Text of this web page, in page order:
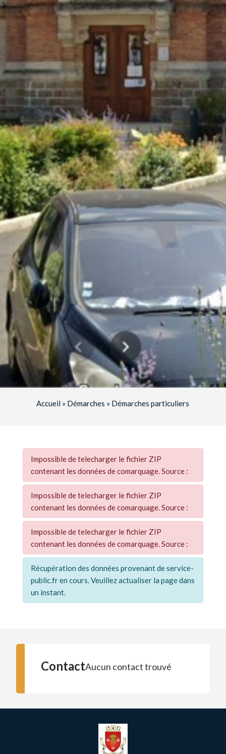
Accueil » Démarches » Démarches particuliers
Impossible de telecharger le fichier ZIP
contenant les données de comarquage. Source :
Impossible de telecharger le fichier ZIP
contenant les données de comarquage. Source :
Impossible de telecharger le fichier ZIP
contenant les données de comarquage. Source :
Récupération des données provenant de service-
public.fr en cours. Veuillez actualiser la page dans
un instant.
ContactAucun contact trouvé